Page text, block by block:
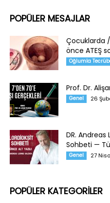
POPÜLER MESAJLAR
Çocuklarda
önce ATEŞ
Oğlumla
Prof. Dr.
Genel 26
DR. Andreas
Sohbeti —
Genel 27
POPÜLER KATEGORİLER